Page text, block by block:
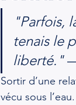
"Parfois,
tenais le
liberté." —
Sortir d’une
vécu sous